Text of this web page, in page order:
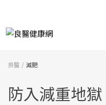
良醫 減肥
防入減重地